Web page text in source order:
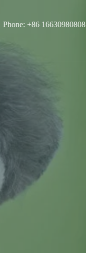
Phone: +86 16630980808